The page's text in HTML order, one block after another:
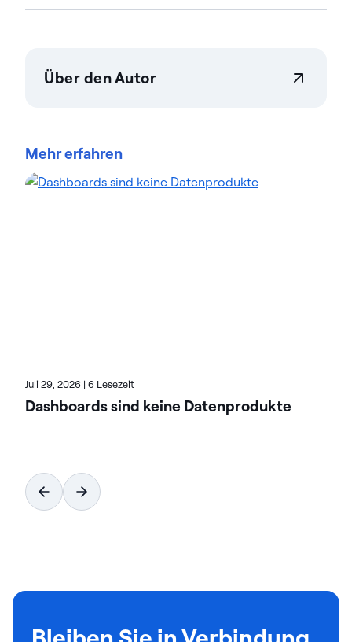
Über den Autor
Unternehmen vertrauen auf Datenmanagement
komplexe Datenumgebungen zu optimieren und
Mehr erfahren
Juli 29, 2026 | 6 Lesezeit
Dashboards sind keine Datenprodukte